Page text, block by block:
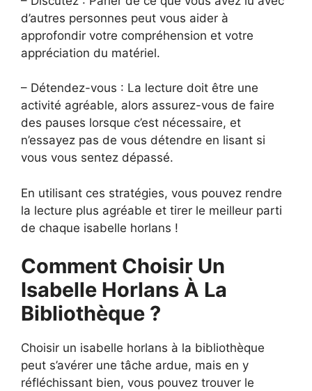
d’autres personnes peut vous aider à
approfondir votre compréhension et votre
appréciation du matériel.
– Détendez-vous : La lecture doit être une
activité agréable, alors assurez-vous de faire
des pauses lorsque c’est nécessaire, et
n’essayez pas de vous détendre en lisant si
vous vous sentez dépassé.
En utilisant ces stratégies, vous pouvez rendre
la lecture plus agréable et tirer le meilleur parti
de chaque isabelle horlans !
Comment Choisir Un
Isabelle Horlans À La
Bibliothèque ?
Choisir un isabelle horlans à la bibliothèque
peut s’avérer une tâche ardue, mais en y
réfléchissant bien, vous pouvez trouver le